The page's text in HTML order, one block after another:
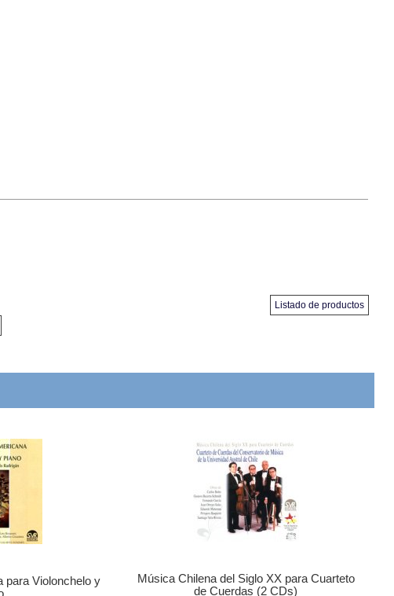
Listado de productos
para Violonchelo y
Música Chilena del Siglo XX para Cuarteto
de Cuerdas (2 CDs)